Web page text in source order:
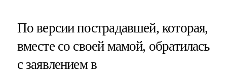
По версии пострадавшей, которая,
вместе со своей мамой, обратилась
с заявлением в